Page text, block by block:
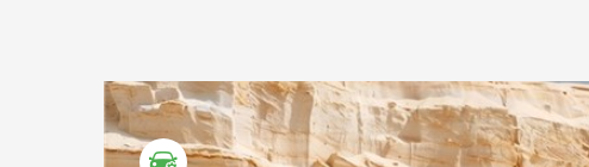
ТЕСТ ДРАЙВ